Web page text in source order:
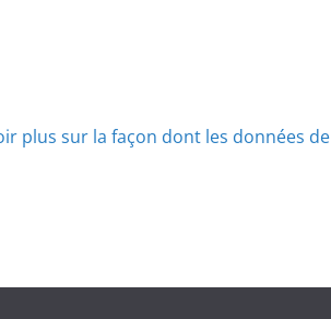
plus sur la façon dont les données de